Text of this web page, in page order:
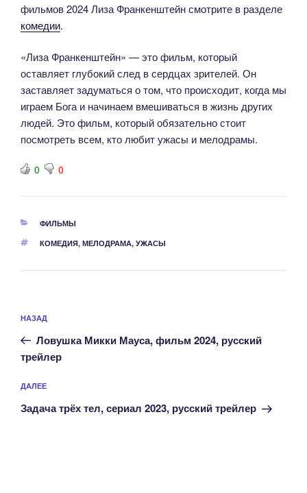
фильмов 2024 Лиза Франкенштейн смотрите в разделе
комедии.
«Лиза Франкенштейн» — это фильм, который
оставляет глубокий след в сердцах зрителей. Он
заставляет задуматься о том, что происходит, когда мы
играем Бога и начинаем вмешиваться в жизнь других
людей. Это фильм, который обязательно стоит
посмотреть всем, кто любит ужасы и мелодрамы.
0 0
РУБРИКИ
ФИЛЬМЫ
МЕТКИ
КОМЕДИЯ, МЕЛОДРАМА, УЖАСЫ
по
записям
Предыдущая
запись:
НАЗАД
Ловушка Микки Мауса, фильм 2024, русский
трейлер
Следующая
запись
ДАЛЕЕ
Задача трёх тел, сериал 2023, русский трейлер